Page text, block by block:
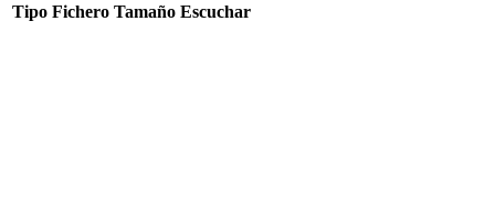
Tipo Fichero Tamaño Escuchar